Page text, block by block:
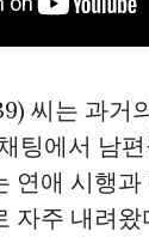
씨는 과거
팅에서 남
연애 시행과
자주 내려왔